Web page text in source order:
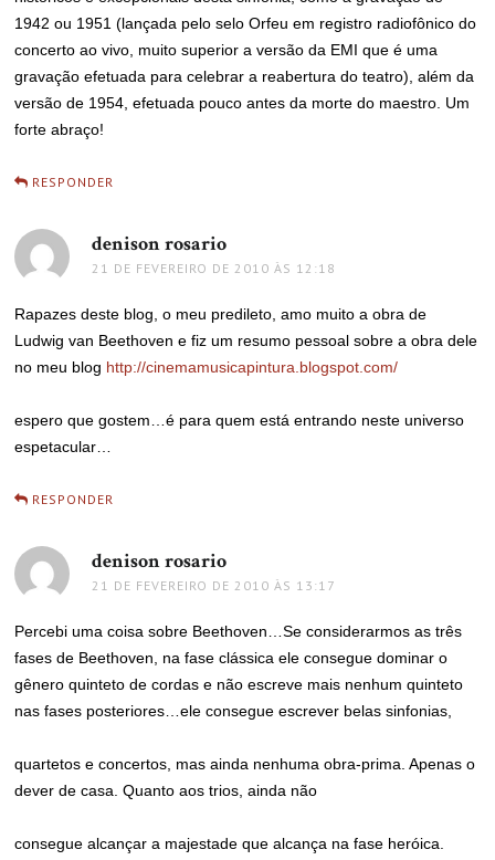
1942 ou 1951 (lançada pelo selo Orfeu em registro radiofônico do
concerto ao vivo, muito superior a versão da EMI que é uma
gravação efetuada para celebrar a reabertura do teatro), além da
versão de 1954, efetuada pouco antes da morte do maestro. Um
forte abraço!
RESPONDER
denison rosario
21 DE FEVEREIRO DE 2010 ÀS 12:18
Rapazes deste blog, o meu predileto, amo muito a obra de
Ludwig van Beethoven e fiz um resumo pessoal sobre a obra dele
no meu blog http://cinemamusicapintura.blogspot.com/
espero que gostem…é para quem está entrando neste universo
espetacular…
RESPONDER
denison rosario
21 DE FEVEREIRO DE 2010 ÀS 13:17
Percebi uma coisa sobre Beethoven…Se considerarmos as três
fases de Beethoven, na fase clássica ele consegue dominar o
gênero quinteto de cordas e não escreve mais nenhum quinteto
nas fases posteriores…ele consegue escrever belas sinfonias,
quartetos e concertos, mas ainda nenhuma obra-prima. Apenas o
dever de casa. Quanto aos trios, ainda não
consegue alcançar a majestade que alcança na fase heróica.